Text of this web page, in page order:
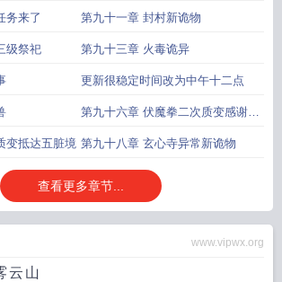
务来了 第九十一章 封村新诡物
级祭祀 第九十三章 火毒诡异
更新很稳定时间改为中午十二点
第九十六章 伏魔拳二次质变感谢天
海祥云的打赏
变抵达五脏境 第九十八章 玄心寺异常新诡物
查看更多章节...
www.vipwx.org
云山